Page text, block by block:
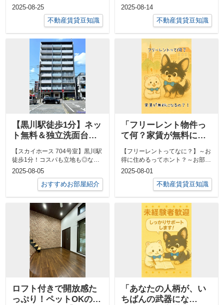
あります。知らずにやってしまう
2025-08-25
不動産賃貸豆知識
も実は、IHコンロとガスコンロで
2025-08-14
不動産賃貸豆知識
【黒川駅徒歩1分】ネッ
ト無料＆独立洗面台付
室の駅近快適ひとり暮
らし
【スカイホース 704号室】黒川駅
徒歩1分！コスパも立地も◎な一
人暮らしスタートにぴったりの
2025-08-05
おすすめお部屋紹介
「フリーレント物件っ
て何？家賃が無料にな
【フリーレントってなに？】～お
得に住めるってホント？～お部屋
探しをしているとときどき目にす
る言葉――...
2025-08-01
不動産賃貸豆知識
ロフト付きで開放感た
っぷり！ペットOKのデ
「あなたの人柄が、い
ちばんの武器にな